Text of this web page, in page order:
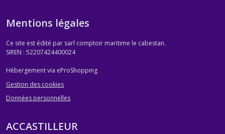
Mentions légales
Ce site est édité par sarl comptoir maritime le cabestan.
SIREN : 52207424400024
Hébergement via eProShopping
Gestion des cookies
Données personnelles
ACCASTILLEUR